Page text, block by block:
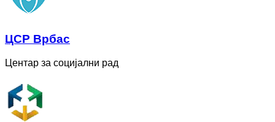
ЦСР Врбас
Центар за социјални рад